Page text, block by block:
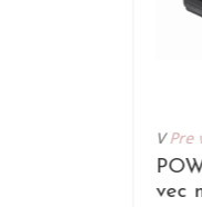
VPre
vec